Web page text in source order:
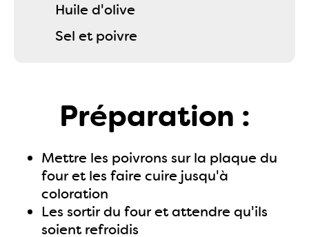
Huile d'olive
Sel et poivre
Préparation :
Mettre les poivrons sur la plaque du
four et les faire cuire jusqu'à
coloration
Les sortir du four et attendre qu'ils
soient refroidis